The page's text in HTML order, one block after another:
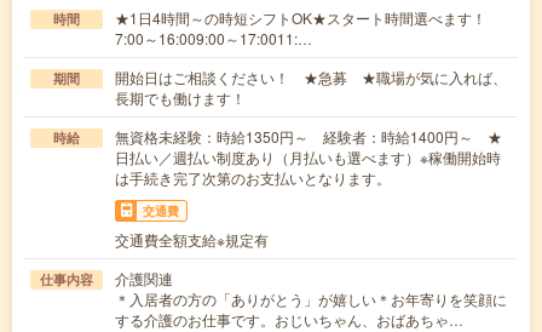
時間
★1日4時間～の時短シフトOK★スタート時間選べます！
7:00～16:009:00～17:0011:…
期間
開始日はご相談ください！ ★急募 ★職場が気に入れば、
長期でも働けます！
時給
無資格未経験：時給1350円～ 経験者：時給1400円～ ★
日払い／週払い制度あり（月払いも選べます）※稼働開始時
は手続き完了次第のお支払いとなります。
交通費
交通費全額支給※規定有
仕事内容
介護関連
＊入居者の方の「ありがとう」が嬉しい＊お年寄りを笑顔に
する介護のお仕事です。おじいちゃん、おばあちゃ…